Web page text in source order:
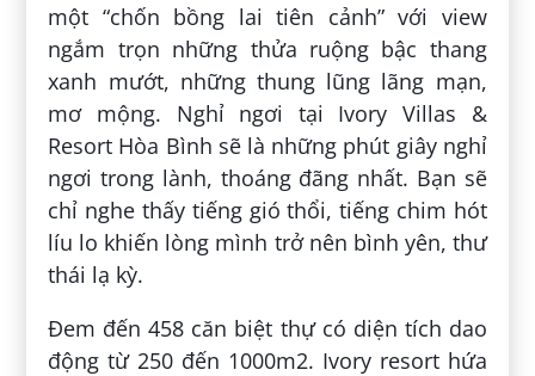
một “chốn bồng lai tiên cảnh” với view
ngắm trọn những thửa ruộng bậc thang
xanh mướt, những thung lũng lãng mạn,
mơ mộng. Nghỉ ngơi tại Ivory Villas &
Resort Hòa Bình sẽ là những phút giây nghỉ
ngơi trong lành, thoáng đãng nhất. Bạn sẽ
chỉ nghe thấy tiếng gió thổi, tiếng chim hót
líu lo khiến lòng mình trở nên bình yên, thư
thái lạ kỳ.
Đem đến 458 căn biệt thự có diện tích dao
động từ 250 đến 1000m2. Ivory resort hứa